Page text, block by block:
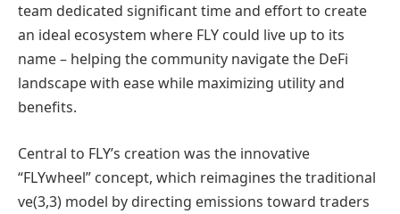
team dedicated significant time and effort to create
an ideal ecosystem where FLY could live up to its
name – helping the community navigate the DeFi
landscape with ease while maximizing utility and
benefits.
Central to FLY’s creation was the innovative
“FLYwheel” concept, which reimagines the traditional
ve(3,3) model by directing emissions toward traders